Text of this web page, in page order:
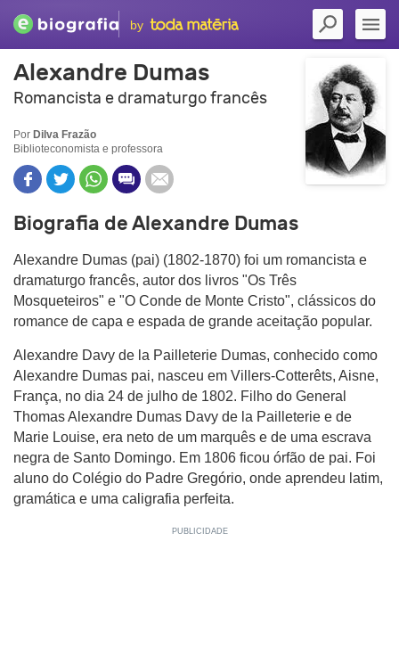
by
Alexandre Dumas
Romancista e dramaturgo francês
Por Dilva Frazão
Biblioteconomista e professora
Biografia de Alexandre Dumas
Alexandre Dumas (pai) (1802-1870) foi um romancista e
dramaturgo francês, autor dos livros "Os Três
Mosqueteiros" e "O Conde de Monte Cristo", clássicos do
romance de capa e espada de grande aceitação popular.
Alexandre Davy de la Pailleterie Dumas, conhecido como
Alexandre Dumas pai, nasceu em Villers-Cotterêts, Aisne,
França, no dia 24 de julho de 1802. Filho do General
Thomas Alexandre Dumas Davy de la Pailleterie e de
Marie Louise, era neto de um marquês e de uma escrava
negra de Santo Domingo. Em 1806 ficou órfão de pai. Foi
aluno do Colégio do Padre Gregório, onde aprendeu latim,
gramática e uma caligrafia perfeita.